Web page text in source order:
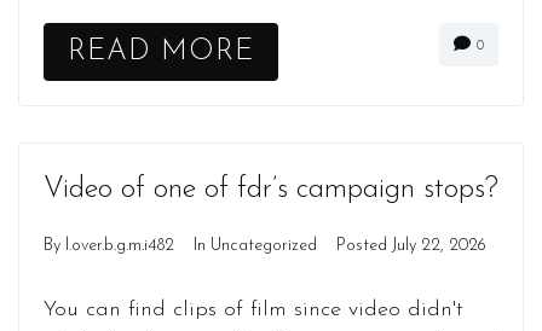
READ MORE 0
Video of one of fdr’s campaign stops?
By l.over.b.g.m.i482 In Uncategorized Posted July 22, 2026
You can find clips of film since video didn't